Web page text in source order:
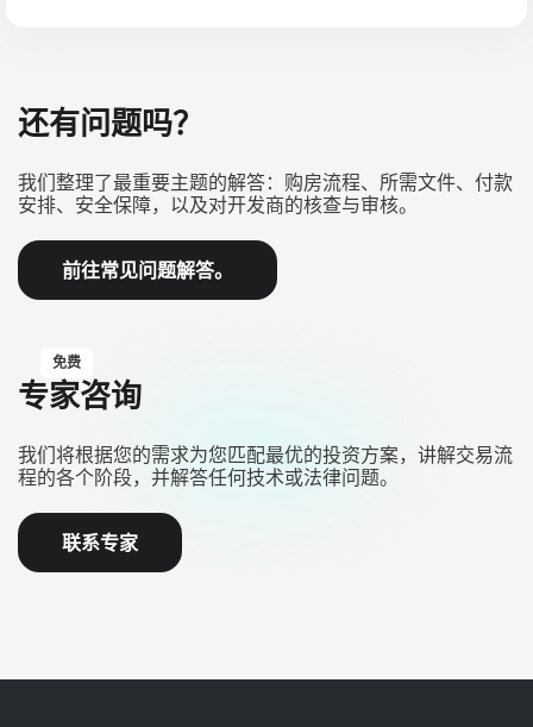
还有问题吗？
我们整理了最重要主题的解答：购房流程、所需文件、付款
安排、安全保障，以及对开发商的核查与审核。
前往常见问题解答。
免费
专家咨询
我们将根据您的需求为您匹配最优的投资方案，讲解交易流
程的各个阶段，并解答任何技术或法律问题。
联系专家